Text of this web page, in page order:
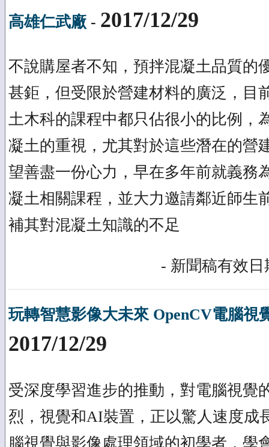
高雄仁武廠 - 2017/12/29
不說購屋者不知，預拌混凝土品質的
甚鉅，但受限於營建材料的廣泛，目
土木科的課程中都只佔很小的比例，
凝土的重視，尤其對於這些潛在的營
望善盡一份心力，早在多年前就義務
凝土相關課程，並大力邀請鄰近師生
補其對混凝土知識的不足
- 新聞稿有效日
玩轉智慧影像大未來 OpenCV電腦視
2017/12/29
受深度學習進步的推動，對電腦視覺
烈，視覺和AI裝置，正以驚人速度成
腦視覺與影像處理領域的初學者，學